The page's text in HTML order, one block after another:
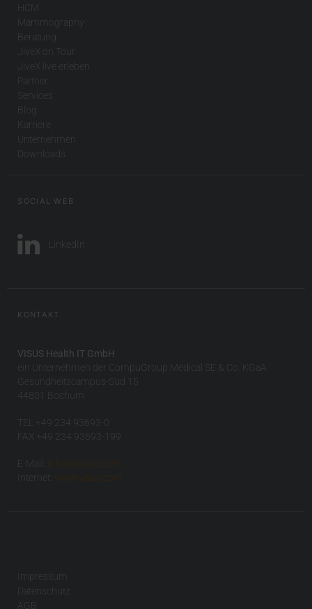
HCM
Mammography
Beratung
JiveX on Tour
JiveX live erleben
Partner
Services
Blog
Karriere
Unternehmen
Downloads
SOCIAL WEB
LinkedIn
KONTAKT
VISUS Health IT GmbH
ein Unternehmen der CompuGroup Medical SE & Co. KGaA
Gesundheitscampus-Süd 15
44801 Bochum
TEL +49 234 93693-0
FAX +49 234 93693-199
E-Mail:
info(at)visus.com
Internet:
www.visus.com
Impressum
Datenschutz
AGB